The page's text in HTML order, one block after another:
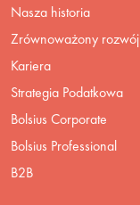
Nasza historia
Zrównoważony rozwój
Kariera
Strategia Podatkowa
Bolsius Corporate
Bolsius Professional
B2B